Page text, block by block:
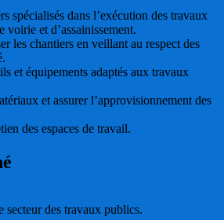
spécialisés dans l’exécution des travaux
voirie et d’assainissement.
les chantiers en veillant au respect des
et équipements adaptés aux travaux
et assurer l’approvisionnement des
des espaces de travail.
secteur des travaux publics.